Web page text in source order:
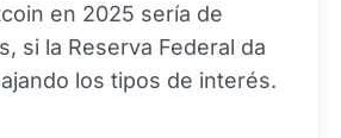
en 2025 sería de
si la Reserva Federal da
los tipos de interés.